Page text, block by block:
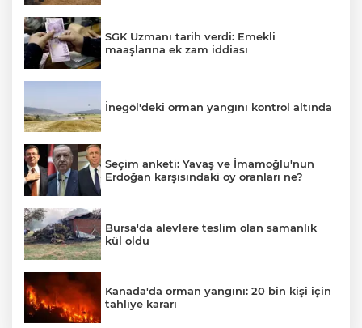
SGK Uzmanı tarih verdi: Emekli
maaşlarına ek zam iddiası
İnegöl'deki orman yangını kontrol altında
Seçim anketi: Yavaş ve İmamoğlu'nun
Erdoğan karşısındaki oy oranları ne?
Bursa'da alevlere teslim olan samanlık
kül oldu
Kanada'da orman yangını: 20 bin kişi için
tahliye kararı